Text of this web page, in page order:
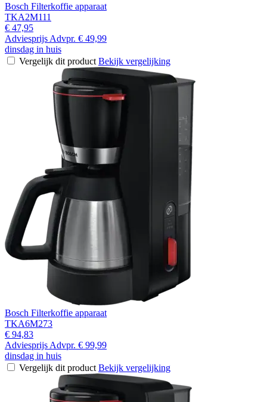
Bosch Filterkoffie apparaat
TKA2M111
€ 47,95
Adviesprijs Advpr. € 49,99
dinsdag in huis
Vergelijk dit product Bekijk vergelijking
Bosch Filterkoffie apparaat
TKA6M273
€ 94,83
Adviesprijs Advpr. € 99,99
dinsdag in huis
Vergelijk dit product Bekijk vergelijking